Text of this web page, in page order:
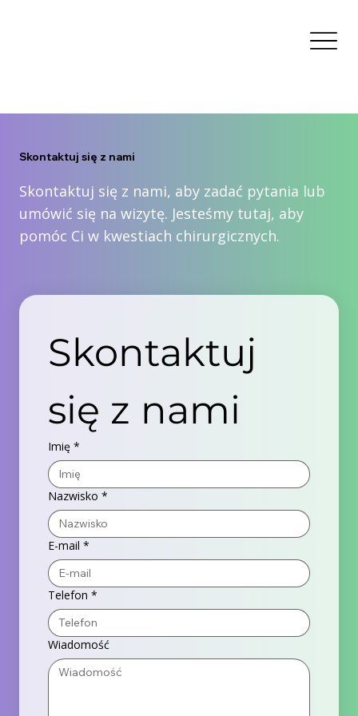
Skontaktuj się z nami
Skontaktuj się z nami, aby zadać pytania lub
umówić się na wizytę. Jesteśmy tutaj, aby
pomóc Ci w kwestiach chirurgicznych.
Skontaktuj
się z nami
Imię *
Nazwisko *
E-mail *
Telefon *
Wiadomość